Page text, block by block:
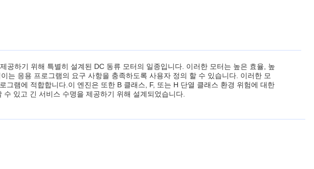
공하기 위해 특별히 설계된 DC 동류 모터의 일종입니다. 이러한 모터는 높은 효율, 높
는 응용 프로그램의 요구 사항을 충족하도록 사용자 정의 할 수 있습니다. 이러한 모
그램에 적합합니다.이 엔진은 또한 B 클래스, F, 또는 H 단열 클래스 환경 위험에 대한
있고 긴 서비스 수명을 제공하기 위해 설계되었습니다.